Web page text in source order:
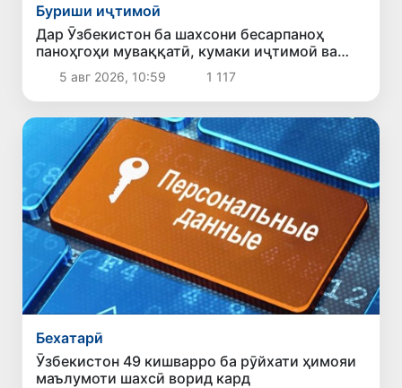
Буриши иҷтимоӣ
Дар Ӯзбекистон ба шахсони бесарпаноҳ
паноҳгоҳи муваққатӣ, кумаки иҷтимоӣ ва
имконияти бо ҷойи кор таъмин шудан
фароҳам карда мешавад
5 авг 2026, 10:59 1 117
Бехатарӣ
Ӯзбекистон 49 кишварро ба рӯйхати ҳимояи
маълумоти шахсӣ ворид кард